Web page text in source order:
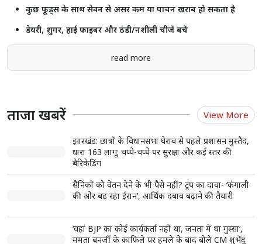
पाना चाहते है सरकारी नौकरी तो अपनाये इन तरीको को